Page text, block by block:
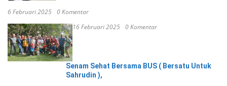
6 Februari 2025 0 Komentar
16 Februari 2025 0 Komentar
Senam Sehat Bersama BUS ( Bersatu Untuk
Sahrudin ),